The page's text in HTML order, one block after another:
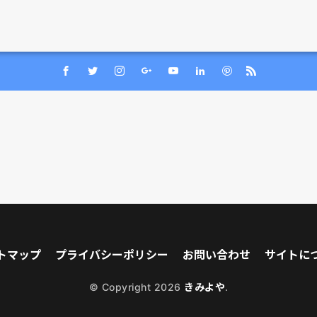
マップ プライバシーポリシー お問い合わせ サイトに
© Copyright 2026 きみよや.